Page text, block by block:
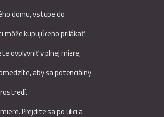
domu, vstupe do
kupujúceho prilákať
ovplyvniť v plnej miere,
aby sa potenciálny
Prejdite sa po ulici a